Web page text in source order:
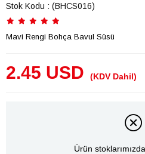
Stok Kodu (BHCS016)
Mavi Rengi Bohça Bavul Süsü
2.45 USD (KDV Dahil)
Ürün